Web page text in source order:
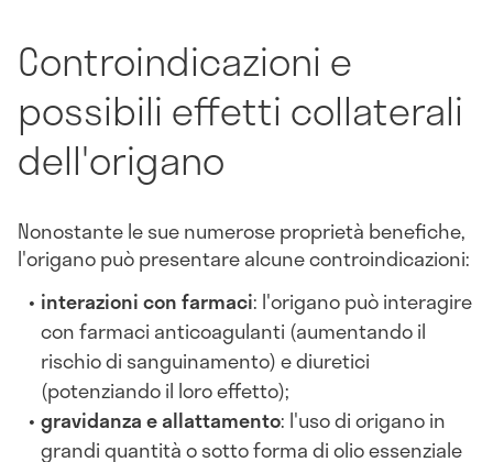
Controindicazioni e
possibili effetti collaterali
dell'origano
Nonostante le sue numerose proprietà benefiche,
l'origano può presentare alcune controindicazioni:
interazioni con farmaci: l'origano può interagire
con farmaci anticoagulanti (aumentando il
rischio di sanguinamento) e diuretici
(potenziando il loro effetto);
gravidanza e allattamento: l'uso di origano in
grandi quantità o sotto forma di olio essenziale